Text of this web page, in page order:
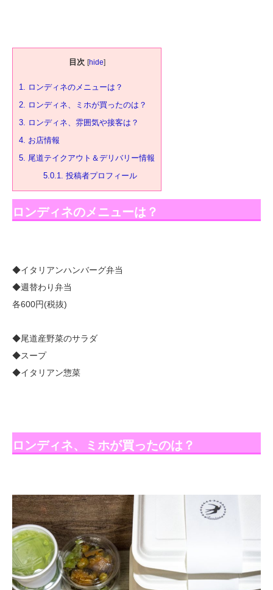
目次 [hide]
1. ロンディネのメニューは？
2. ロンディネ、ミホが買ったのは？
3. ロンディネ、雰囲気や接客は？
4. お店情報
5. 尾道テイクアウト＆デリバリー情報
5.0.1. 投稿者プロフィール
ロンディネのメニューは？
◆イタリアンハンバーグ弁当
◆週替わり弁当
各600円(税抜)
◆尾道産野菜のサラダ
◆スープ
◆イタリアン惣菜
ロンディネ、ミホが買ったのは？